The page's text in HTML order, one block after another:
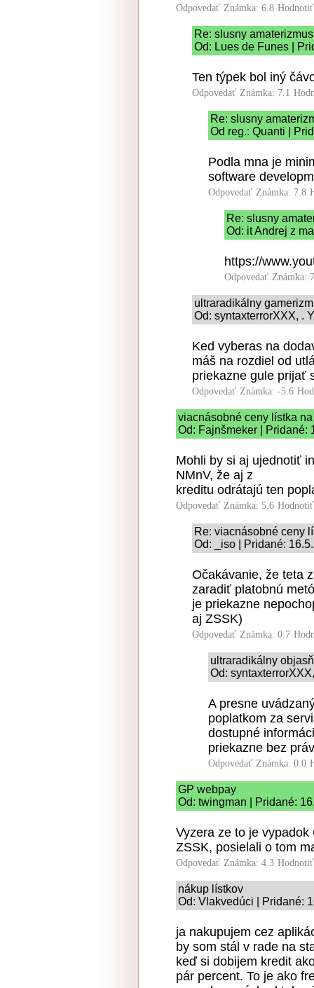
Odpovedať Známka: 6.8
Re: slusny
Od: Lues de Funes |
Ten týpek bol iný
Odpovedať Známka: 7.1
Re: slusny
Od reg.: Quanti |
Podla mna je
software
Odpovedať Známka: 7.8
Re: slusny
Od: it Andrej z
https://
Odpovedať Známka:
ultraradikálny
Od: syntaxterrorXXX, .
Ked vyberas na
máš na rozdiel od
priekazne gule prijať
Odpovedať Známka: -5.6
viacnásobné ceny lístka
Od: Fajnšmeker | Pridané:
Mohli by si aj ujednotiť
NMnV, že aj z
kreditu odrátajú ten
Odpovedať Známka: 5.6
Re: viacnásobné ceny
Od: _iso | Pridané:
Očakávanie, že teta
zaradiť platobnú
je priekazne
aj ZSSK)
Odpovedať Známka: 0.7
ultraradikálny
Od:
A presne
poplatkom za
dostupné
priekazne bez
Odpovedať Známka: 0.0
GP webpay
Od: twingman | Pridané:
Vyzera ze to je
ZSSK, posielali o tom
Odpovedať Známka: 4.3
nákup lístkov
Od: Vlakvedúci | Pridané:
ja nakupujem cez
by som stál v rade na
keď si dobijem kredit
pár percent. To je ako